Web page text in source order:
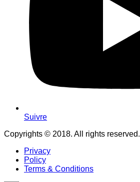
Suivre
Copyrights © 2018. All rights reserved.
Privacy
Policy
Terms & Conditions